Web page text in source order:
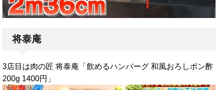
将泰庵
3店目は肉の匠 将泰庵「飲めるハンバーグ 和風おろしポン酢
200g 1400円」